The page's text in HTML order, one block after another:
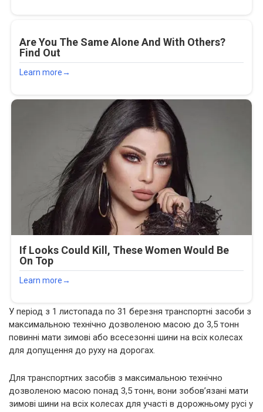
У період з 1 листопада по 31 березня транспортні засоби з
максимальною технічно дозволеною масою до 3,5 тонн
повинні мати зимові або всесезонні шини на всіх колесах
для допущення до руху на дорогах.
Для транспортних засобів з максимальною технічно
дозволеною масою понад 3,5 тонн, вони зобов’язані мати
зимові шини на всіх колесах для участі в дорожньому русі у